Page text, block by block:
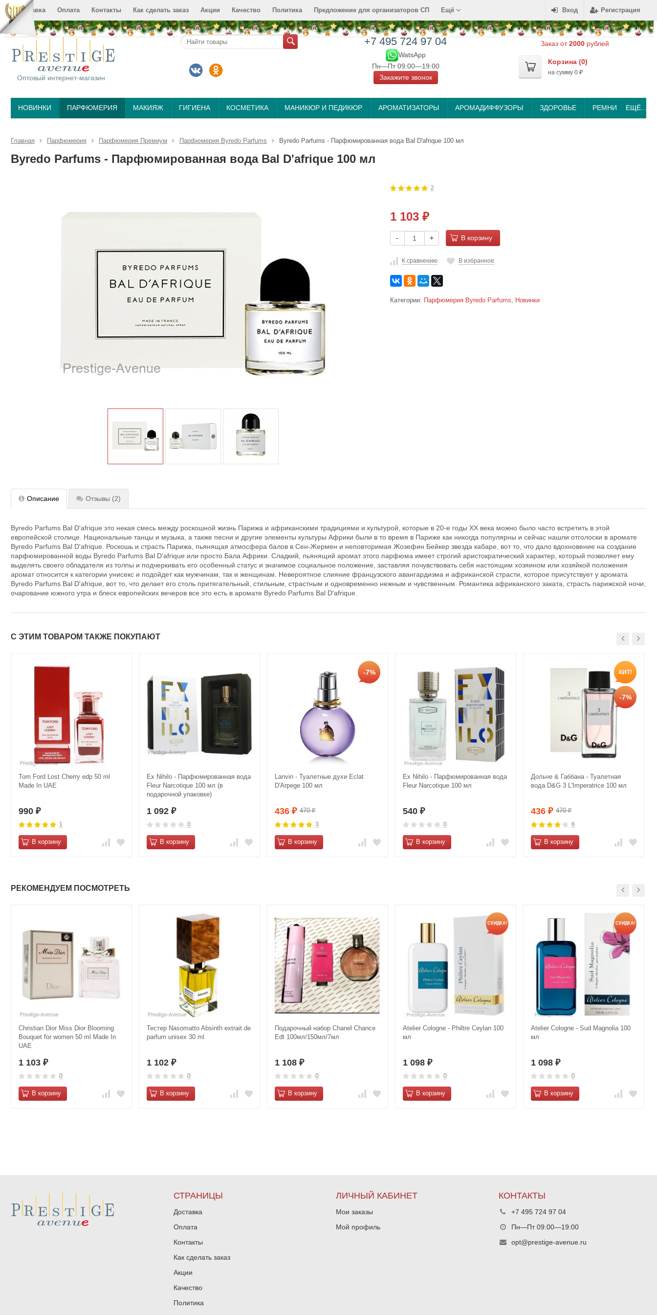
Вход Регистрация
Доставка Оплата Контакты Как сделать заказ Акции Качество Политика Предложение для организаторов СП Ещё
Оптовый интернет-магазин
+7 495 724 97 04
WatsApp
Пн—Пт 09:00—19:00
Закажите звонок
Заказ от2000 рублей
Корзина (0)
на сумму 0 ₽
НОВИНКИ ПАРФЮМЕРИЯ МАКИЯЖ ГИГИЕНА КОСМЕТИКА МАНИКЮР И ПЕДИКЮР АРОМАТИЗАТОРЫ АРОМАДИФФУЗОРЫ ЗДОРОВЬЕ РЕМНИ ЕЩЁ...
Главная Парфюмерия Парфюмерия Премиум Парфюмерия Byredo Parfums Byredo Parfums - Парфюмированная вода Bal D'afrique 100 мл
Byredo Parfums - Парфюмированная вода Bal D'afrique 100 мл
2
1 103 ₽
- + В корзину
К сравнению В избранное
Категории: Парфюмерия Byredo Parfums, Новинки
Описание Отзывы (2)
Byredo Parfums Bal D'afrique это некая смесь между роскошной жизнь Парижа и африканскими традициями и культурой, которые в 20-е годы XX века можно было часто встретить в этой
европейской столице. Национальные танцы и музыка, а также песни и другие элементы культуры Африки были в то время в Париже как никогда популярны и сейчас нашли отголоски в аромате
Byredo Parfums Bal D'afrique. Роскошь и страсть Парижа, пьянящая атмосфера балов в Сен-Жермен и неповторимая Жозефин Бейкер звезда кабаре, вот то, что дало вдохновение на создание
парфюмированной воды Byredo Parfums Bal D'afrique или просто Бала Африки. Сладкий, пьянящий аромат этого парфюма имеет строгий аристократический характер, который позволяет ему
выделять своего обладателя из толпы и подчеркивать его особенный статус и значимое социальное положение, заставляя почувствовать себя настоящим хозяином или хозяйкой положения
аромат относится к категории унисекс и подойдет как мужчинам, так и женщинам. Невероятное слияние французского авангардизма и африканской страсти, которое присутствует у аромата
Byredo Parfums Bal D'afrique, вот то, что делает его столь притягательный, стильным, страстным и одновременно нежным и чувственным. Романтика африканского заката, страсть парижской ночи,
очарование южного утра и блеск европейских вечеров все это есть в аромате Byredo Parfums Bal D'afrique.
С ЭТИМ ТОВАРОМ ТАКЖЕ ПОКУПАЮТ
Tom Ford Lost Cherry edp 50 ml
Made In UAE
990 ₽
1
В корзину
Ex Nihilo - Парфюмированная вода
Fleur Narcotique 100 мл (в
подарочной упаковке)
1 092 ₽
0
В корзину
-7%
Lanvin - Туалетные духи Eclat
D'Arpege 100 мл
436 ₽ 470₽
3
В корзину
Ex Nihilo - Парфюмированная вода
Fleur Narcotique 100 мл
540 ₽
0
В корзину
ХИТ!
-7%
Дольче & Габбана - Туалетная
вода D&G 3 L'Imperatrice 100 мл
436 ₽ 470₽
6
В корзину
РЕКОМЕНДУЕМ ПОСМОТРЕТЬ
Christian Dior Miss Dior Blooming
Bouquet for women 50 ml Made In
UAE
1 103 ₽
0
В корзину
Тестер Nasomatto Absinth extrait de
parfum unisex 30 ml
1 102 ₽
0
В корзину
Подарочный набор Chanel Chance
Edt 100мл/150мл/7мл
1 108 ₽
0
В корзину
СКИДКА!
Atelier Cologne - Philtre Ceylan 100
мл
1 098 ₽
0
В корзину
СКИДКА!
Atelier Cologne - Sud Magnolia 100
мл
1 098 ₽
0
В корзину
СТРАНИЦЫ
Доставка
Оплата
Контакты
Как сделать заказ
Акции
Качество
Политика
ЛИЧНЫЙ КАБИНЕТ
Мои заказы
Мой профиль
КОНТАКТЫ
+7 495 724 97 04
Пн—Пт 09:00—19:00
opt@prestige-avenue.ru